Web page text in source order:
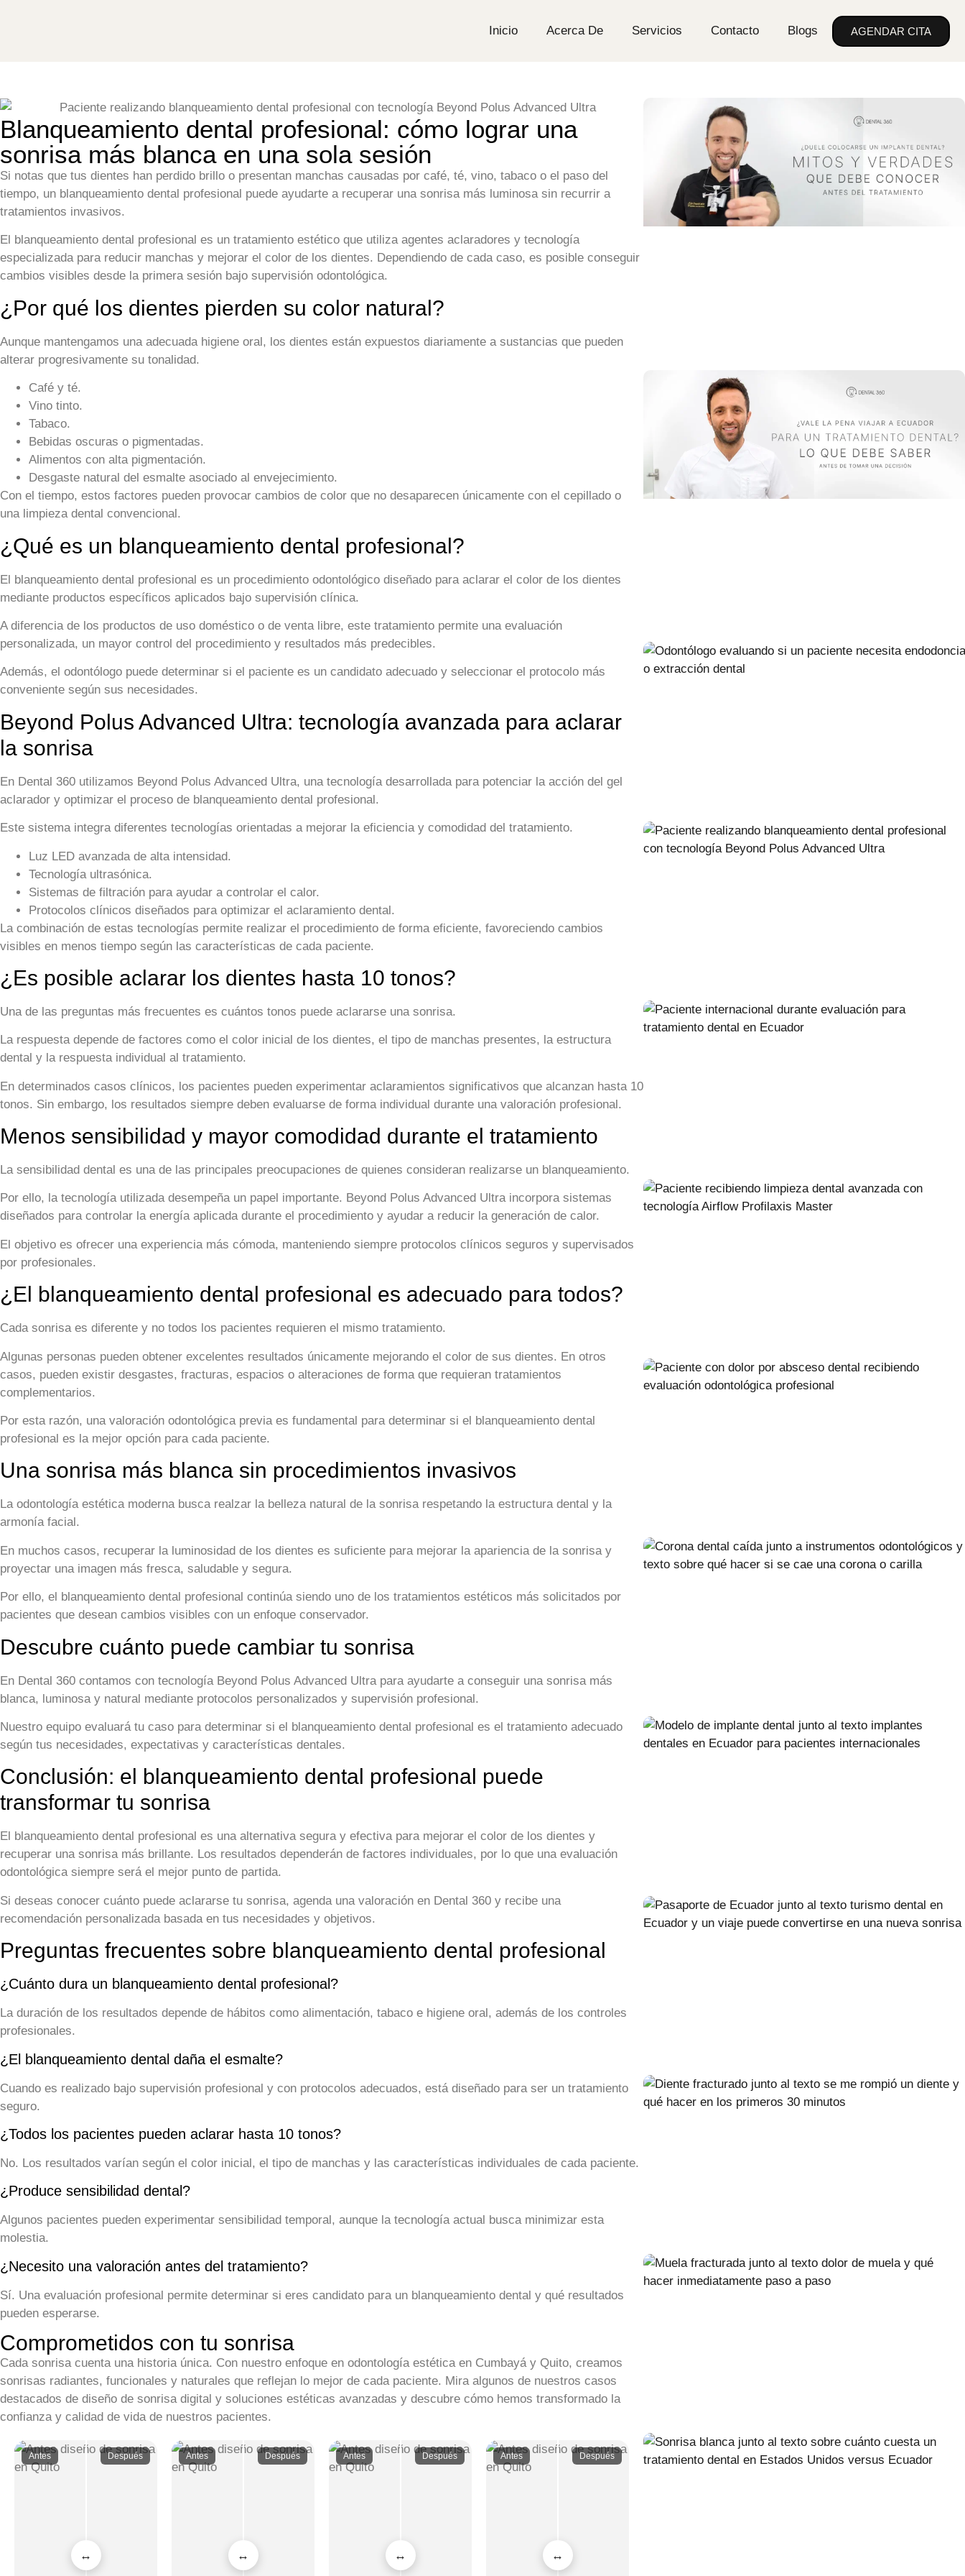
Inicio Acerca De Servicios Contacto Blogs AGENDAR CITA
Blanqueamiento dental profesional: cómo lograr una
sonrisa más blanca en una sola sesión
Si notas que tus dientes han perdido brillo o presentan manchas causadas por café, té, vino, tabaco o el paso del
tiempo, un blanqueamiento dental profesional puede ayudarte a recuperar una sonrisa más luminosa sin recurrir a
tratamientos invasivos.
El blanqueamiento dental profesional es un tratamiento estético que utiliza agentes aclaradores y tecnología
especializada para reducir manchas y mejorar el color de los dientes. Dependiendo de cada caso, es posible conseguir
cambios visibles desde la primera sesión bajo supervisión odontológica.
¿Por qué los dientes pierden su color natural?
Aunque mantengamos una adecuada higiene oral, los dientes están expuestos diariamente a sustancias que pueden
alterar progresivamente su tonalidad.
Café y té.
Vino tinto.
Tabaco.
Bebidas oscuras o pigmentadas.
Alimentos con alta pigmentación.
Desgaste natural del esmalte asociado al envejecimiento.
Con el tiempo, estos factores pueden provocar cambios de color que no desaparecen únicamente con el cepillado o
una limpieza dental convencional.
¿Qué es un blanqueamiento dental profesional?
El blanqueamiento dental profesional es un procedimiento odontológico diseñado para aclarar el color de los dientes
mediante productos específicos aplicados bajo supervisión clínica.
A diferencia de los productos de uso doméstico o de venta libre, este tratamiento permite una evaluación
personalizada, un mayor control del procedimiento y resultados más predecibles.
Además, el odontólogo puede determinar si el paciente es un candidato adecuado y seleccionar el protocolo más
conveniente según sus necesidades.
Beyond Polus Advanced Ultra: tecnología avanzada para aclarar
la sonrisa
En Dental 360 utilizamos Beyond Polus Advanced Ultra, una tecnología desarrollada para potenciar la acción del gel
aclarador y optimizar el proceso de blanqueamiento dental profesional.
Este sistema integra diferentes tecnologías orientadas a mejorar la eficiencia y comodidad del tratamiento.
Luz LED avanzada de alta intensidad.
Tecnología ultrasónica.
Sistemas de filtración para ayudar a controlar el calor.
Protocolos clínicos diseñados para optimizar el aclaramiento dental.
La combinación de estas tecnologías permite realizar el procedimiento de forma eficiente, favoreciendo cambios
visibles en menos tiempo según las características de cada paciente.
¿Es posible aclarar los dientes hasta 10 tonos?
Una de las preguntas más frecuentes es cuántos tonos puede aclararse una sonrisa.
La respuesta depende de factores como el color inicial de los dientes, el tipo de manchas presentes, la estructura
dental y la respuesta individual al tratamiento.
En determinados casos clínicos, los pacientes pueden experimentar aclaramientos significativos que alcanzan hasta 10
tonos. Sin embargo, los resultados siempre deben evaluarse de forma individual durante una valoración profesional.
Menos sensibilidad y mayor comodidad durante el tratamiento
La sensibilidad dental es una de las principales preocupaciones de quienes consideran realizarse un blanqueamiento.
Por ello, la tecnología utilizada desempeña un papel importante. Beyond Polus Advanced Ultra incorpora sistemas
diseñados para controlar la energía aplicada durante el procedimiento y ayudar a reducir la generación de calor.
El objetivo es ofrecer una experiencia más cómoda, manteniendo siempre protocolos clínicos seguros y supervisados
por profesionales.
¿El blanqueamiento dental profesional es adecuado para todos?
Cada sonrisa es diferente y no todos los pacientes requieren el mismo tratamiento.
Algunas personas pueden obtener excelentes resultados únicamente mejorando el color de sus dientes. En otros
casos, pueden existir desgastes, fracturas, espacios o alteraciones de forma que requieran tratamientos
complementarios.
Por esta razón, una valoración odontológica previa es fundamental para determinar si el blanqueamiento dental
profesional es la mejor opción para cada paciente.
Una sonrisa más blanca sin procedimientos invasivos
La odontología estética moderna busca realzar la belleza natural de la sonrisa respetando la estructura dental y la
armonía facial.
En muchos casos, recuperar la luminosidad de los dientes es suficiente para mejorar la apariencia de la sonrisa y
proyectar una imagen más fresca, saludable y segura.
Por ello, el blanqueamiento dental profesional continúa siendo uno de los tratamientos estéticos más solicitados por
pacientes que desean cambios visibles con un enfoque conservador.
Descubre cuánto puede cambiar tu sonrisa
En Dental 360 contamos con tecnología Beyond Polus Advanced Ultra para ayudarte a conseguir una sonrisa más
blanca, luminosa y natural mediante protocolos personalizados y supervisión profesional.
Nuestro equipo evaluará tu caso para determinar si el blanqueamiento dental profesional es el tratamiento adecuado
según tus necesidades, expectativas y características dentales.
Conclusión: el blanqueamiento dental profesional puede
transformar tu sonrisa
El blanqueamiento dental profesional es una alternativa segura y efectiva para mejorar el color de los dientes y
recuperar una sonrisa más brillante. Los resultados dependerán de factores individuales, por lo que una evaluación
odontológica siempre será el mejor punto de partida.
Si deseas conocer cuánto puede aclararse tu sonrisa, agenda una valoración en Dental 360 y recibe una
recomendación personalizada basada en tus necesidades y objetivos.
Preguntas frecuentes sobre blanqueamiento dental profesional
¿Cuánto dura un blanqueamiento dental profesional?
La duración de los resultados depende de hábitos como alimentación, tabaco e higiene oral, además de los controles
profesionales.
¿El blanqueamiento dental daña el esmalte?
Cuando es realizado bajo supervisión profesional y con protocolos adecuados, está diseñado para ser un tratamiento
seguro.
¿Todos los pacientes pueden aclarar hasta 10 tonos?
No. Los resultados varían según el color inicial, el tipo de manchas y las características individuales de cada paciente.
¿Produce sensibilidad dental?
Algunos pacientes pueden experimentar sensibilidad temporal, aunque la tecnología actual busca minimizar esta
molestia.
¿Necesito una valoración antes del tratamiento?
Sí. Una evaluación profesional permite determinar si eres candidato para un blanqueamiento dental y qué resultados
pueden esperarse.
Comprometidos con tu sonrisa
Cada sonrisa cuenta una historia única. Con nuestro enfoque en odontología estética en Cumbayá y Quito, creamos
sonrisas radiantes, funcionales y naturales que reflejan lo mejor de cada paciente. Mira algunos de nuestros casos
destacados de diseño de sonrisa digital y soluciones estéticas avanzadas y descubre cómo hemos transformado la
confianza y calidad de vida de nuestros pacientes.
Antes Después Antes Después Antes Después Antes Después